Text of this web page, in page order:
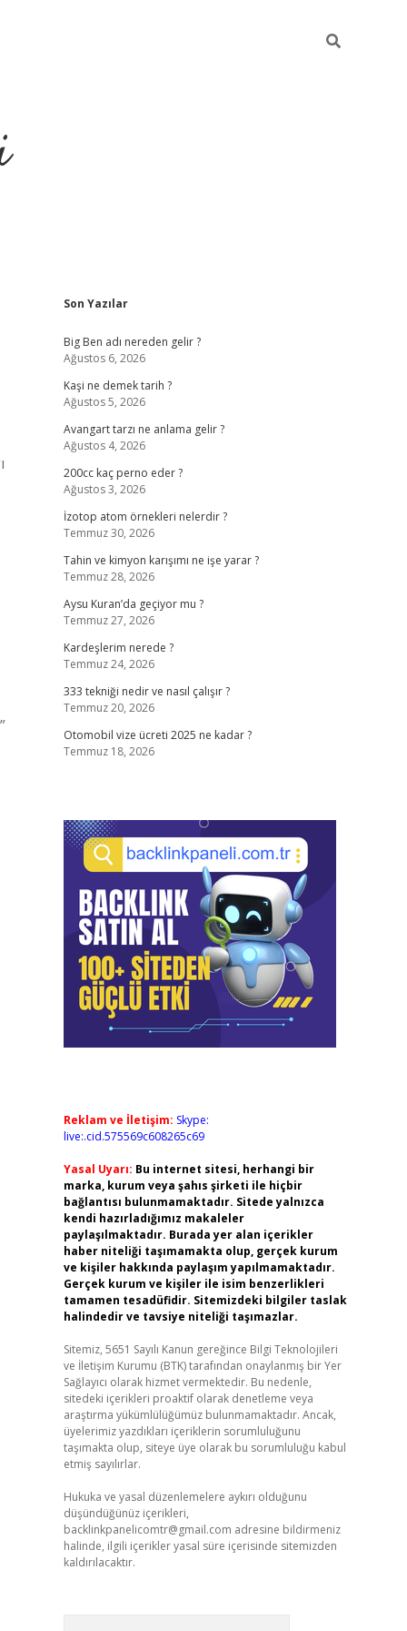
Sidebar
Son Yazılar
Big Ben adı nereden gelir ?
Ağustos 6, 2026
Kaşi ne demek tarih ?
Ağustos 5, 2026
Avangart tarzı ne anlama gelir ?
Ağustos 4, 2026
200cc kaç perno eder ?
Ağustos 3, 2026
İzotop atom örnekleri nelerdir ?
Temmuz 30, 2026
Tahin ve kimyon karışımı ne işe yarar ?
Temmuz 28, 2026
Aysu Kuran’da geçiyor mu ?
Temmuz 27, 2026
Kardeşlerim nerede ?
Temmuz 24, 2026
333 tekniği nedir ve nasıl çalışır ?
Temmuz 20, 2026
Otomobil vize ücreti 2025 ne kadar ?
Temmuz 18, 2026
Reklam ve İletişim: Skype:
live:.cid.575569c608265c69
Yasal Uyarı: Bu internet sitesi, herhangi bir
marka, kurum veya şahıs şirketi ile hiçbir
bağlantısı bulunmamaktadır. Sitede yalnızca
kendi hazırladığımız makaleler
paylaşılmaktadır. Burada yer alan içerikler
haber niteliği taşımamakta olup, gerçek kurum
ve kişiler hakkında paylaşım yapılmamaktadır.
Gerçek kurum ve kişiler ile isim benzerlikleri
tamamen tesadüfidir. Sitemizdeki bilgiler taslak
halindedir ve tavsiye niteliği taşımazlar.
Sitemiz, 5651 Sayılı Kanun gereğince Bilgi Teknolojileri
ve İletişim Kurumu (BTK) tarafından onaylanmış bir Yer
Sağlayıcı olarak hizmet vermektedir. Bu nedenle,
sitedeki içerikleri proaktif olarak denetleme veya
araştırma yükümlülüğümüz bulunmamaktadır. Ancak,
üyelerimiz yazdıkları içeriklerin sorumluluğunu
taşımakta olup, siteye üye olarak bu sorumluluğu kabul
etmiş sayılırlar.
Hukuka ve yasal düzenlemelere aykırı olduğunu
düşündüğünüz içerikleri,
backlinkpanelicomtr@gmail.com adresine bildirmeniz
halinde, ilgili içerikler yasal süre içerisinde sitemizden
kaldırılacaktır.